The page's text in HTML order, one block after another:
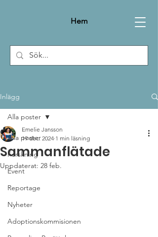
Hem
Inlägg
Alla poster
Forskning
Event
Reportage
Nyheter
Adoptionskommisionen
Alla poster
Sammanflätade
Emelie Jansson
19 dec. 2024 1 min läsning
Uppdaterat: 28 feb.